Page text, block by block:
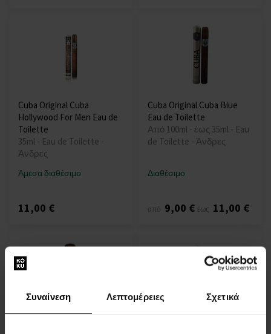
Συναίνεση Λεπτομέρειες Σχετικά
Cuba Original Cuba
Hollywood For Men Eau de
Toilette
35ml - Eau de Toilette -
Άνδρες
Άμεσα διαθέσιμο
11,00 €
Cuba Original Cuba Blue
Eau de Toilette
Από 100ml - έως 35ml - Eau
de Toilette - Άνδρες
Διαθέσιμο
από 9,00 € έως 11,00 €